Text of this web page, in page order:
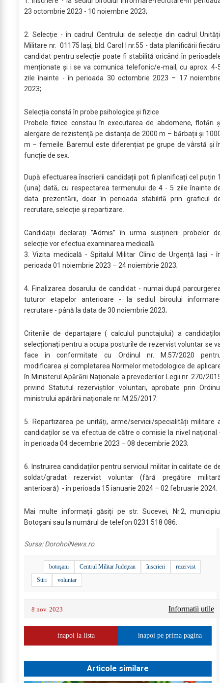
23 octombrie 2023 - 10 noiembrie 2023;
2. Selecție - în cadrul Centrului de selecție din cadrul
Militare nr. 01175 Iași, bld. Carol I nr.55 - data planificării
candidat pentru selecție poate fi stabilită oricând în
menționate și i se va comunica telefonic/e-mail, cu aprox. 4-
zile înainte - în perioada 30 octombrie 2023 – 17
2023;
Selecția constă în probe psihologice și fizice
Probele fizice constau în executarea de abdomene, flotări
alergare de rezistență pe distanța de 2000 m – bărbații și
m – femeile. Baremul este diferențiat pe grupe de vârstă și
funcție de sex.
După efectuarea înscrierii candidații pot fi planificați cel puțin
(una) dată, cu respectarea termenului de 4 - 5 zile înainte
data prezentării, doar în perioada stabilită prin graficul
recrutare, selecție și repartizare.
Candidații declarați ”Admis” în urma susținerii probelor
selecție vor efectua examinarea medicală.
3. Vizita medicală - Spitalul Militar Clinic de Urgență Iași -
perioada 01 noiembrie 2023 – 24 noiembrie 2023;
4. Finalizarea dosarului de candidat - numai după
tuturor etapelor anterioare - la sediul biroului
recrutare - până la data de 30 noiembrie 2023;
Criteriile de departajare ( calculul punctajului) a
selecționați pentru a ocupa posturile de rezervist voluntar se
face în conformitate cu Ordinul nr. M.57/2020
modificarea și completarea Normelor metodologice de
în Ministerul Apărării Naționale a prevederilor Legii nr. 270/
privind Statutul rezerviștilor voluntari, aprobate prin
ministrului apărării naționale nr. M.25/2017.
5. Repartizarea pe unități, arme/servicii/specialități militare
candidaților se va efectua de către o comisie la nivel național
în perioada 04 decembrie 2023 – 08 decembrie 2023;
6. Instruirea candidaților pentru serviciul militar în calitate de
soldat/gradat rezervist voluntar (fără pregătire
anterioară) - în perioada 15 ianuarie 2024 – 02 februarie 2024.
Mai multe informații găsiți pe str. Sucevei, Nr.2,
Botoșani sau la numărul de telefon 0231 518 086.
Sursa:DorohoiNews.ro
botoşani Centrul Militar Judeţean înscrieri
rezervist
Stiri
voluntar
8 nov. 2023 Informatii utile
inapoi la lista inapoi pe prima pagina
Articole similare